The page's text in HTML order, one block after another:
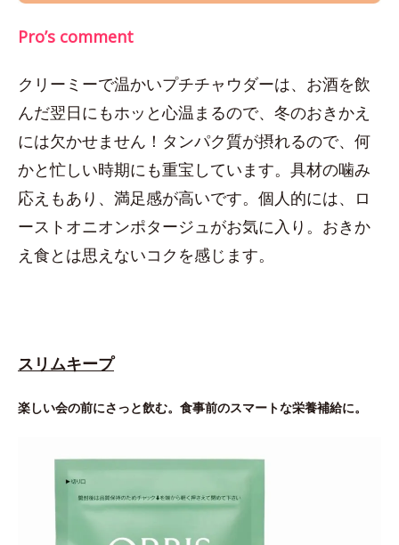
Pro’s comment
クリーミーで温かいプチチャウダーは、お酒を飲
んだ翌日にもホッと心温まるので、冬のおきかえ
には欠かせません！タンパク質が摂れるので、何
かと忙しい時期にも重宝しています。具材の噛み
応えもあり、満足感が高いです。個人的には、ロ
ーストオニオンポタージュがお気に入り。おきか
え食とは思えないコクを感じます。
スリムキープ
楽しい会の前にさっと飲む。食事前のスマートな栄養補給に。